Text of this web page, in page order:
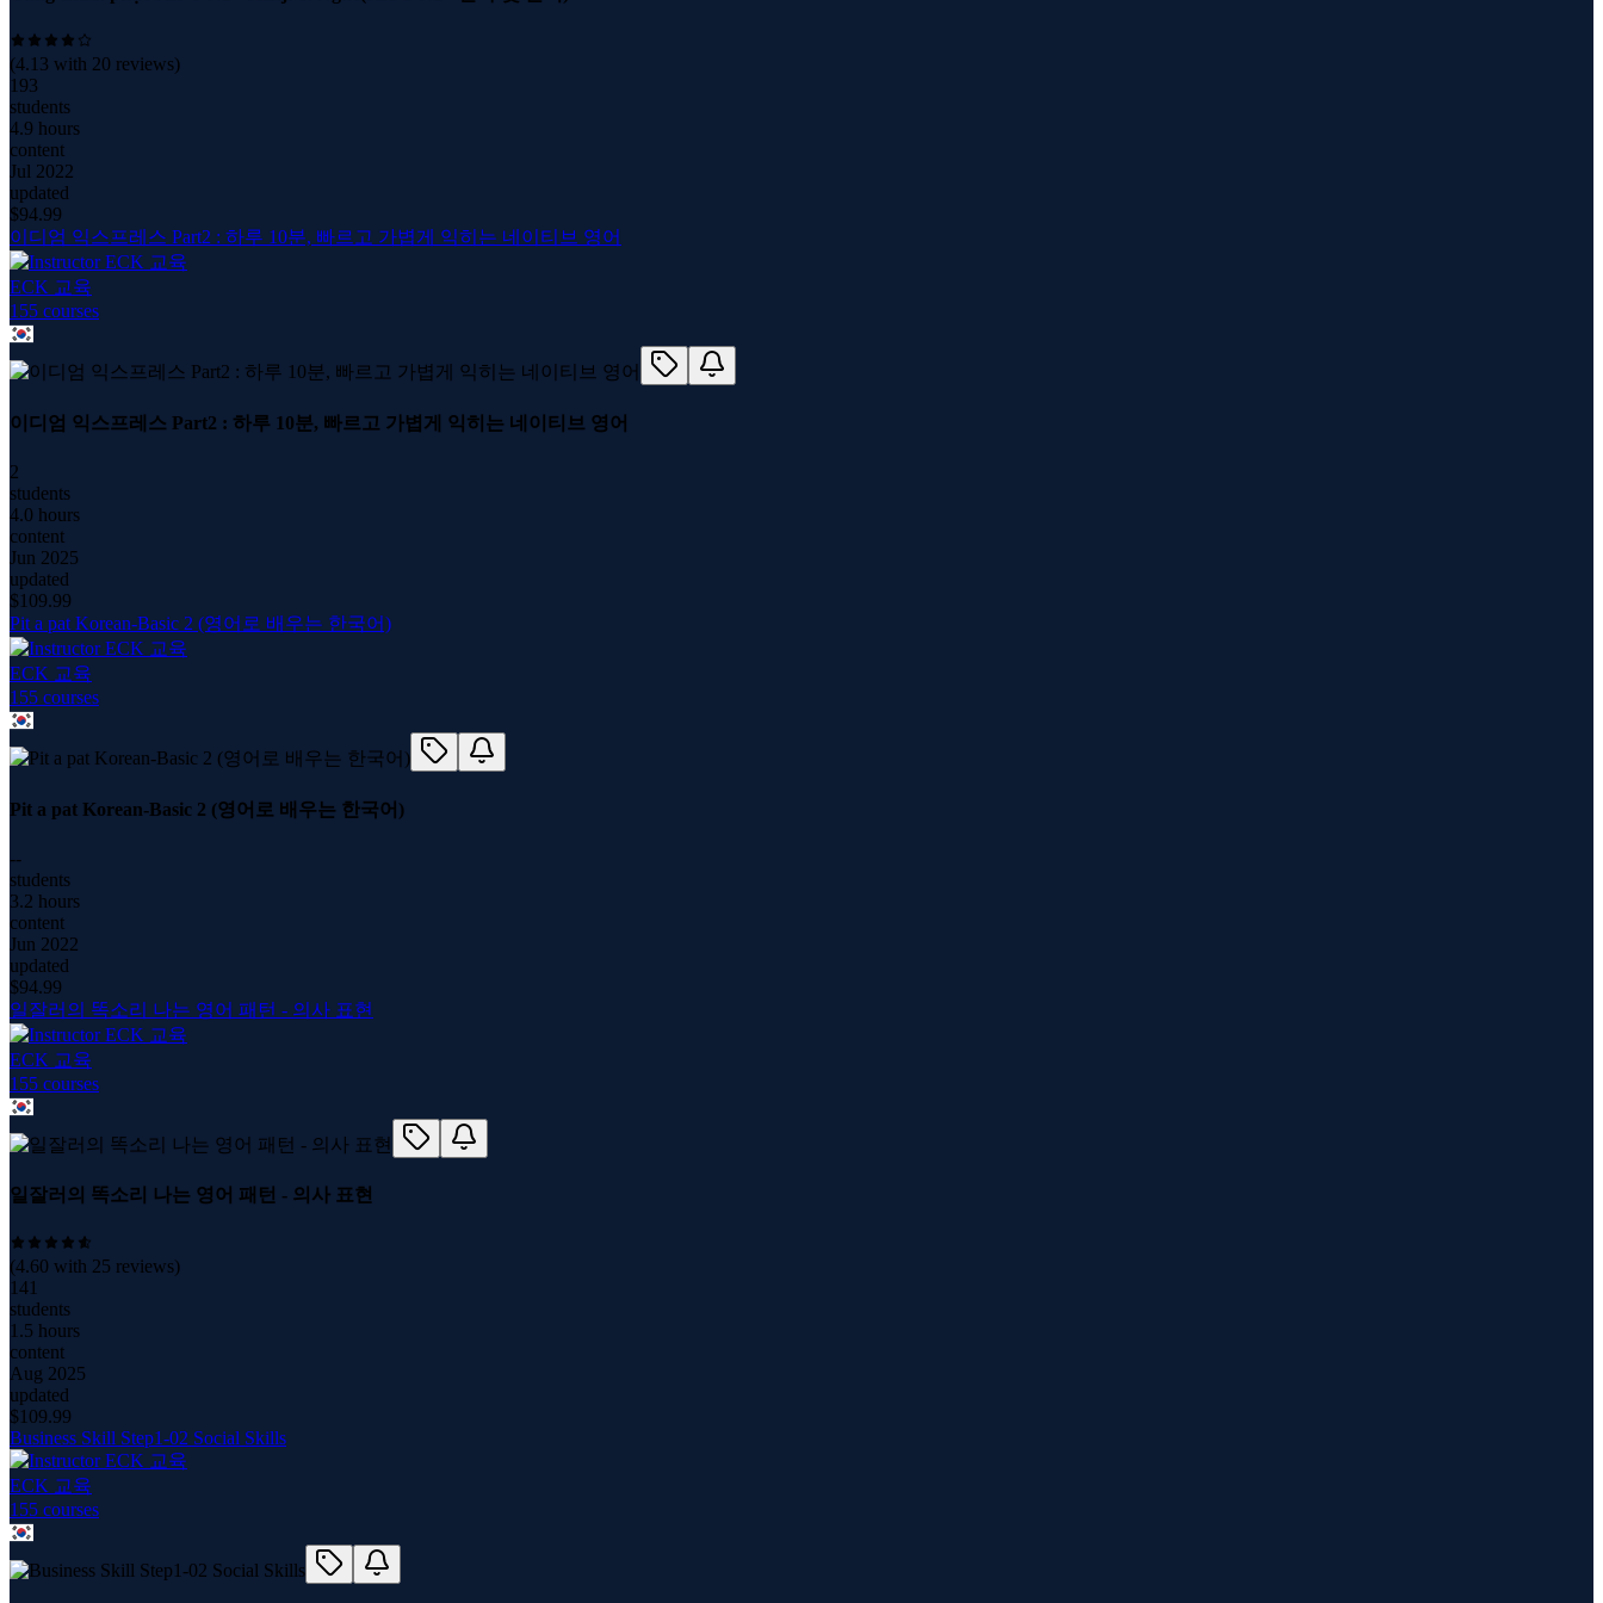
(4.13 with 20 reviews)
193
students
4.9 hours
content
Jul 2022
updated
$94.99
이디엄 익스프레스 Part2 : 하루 10분, 빠르고 가볍게 익히는 네이티브 영어
ECK 교육
155 courses
이디엄 익스프레스 Part2 : 하루 10분, 빠르고 가볍게 익히는 네이티브 영어
2
students
4.0 hours
content
Jun 2025
updated
$109.99
Pit a pat Korean-Basic 2 (영어로 배우는 한국어)
ECK 교육
155 courses
Pit a pat Korean-Basic 2 (영어로 배우는 한국어)
--
students
3.2 hours
content
Jun 2022
updated
$94.99
일잘러의 똑소리 나는 영어 패턴 - 의사 표현
ECK 교육
155 courses
일잘러의 똑소리 나는 영어 패턴 - 의사 표현
(4.60 with 25 reviews)
141
students
1.5 hours
content
Aug 2025
updated
$109.99
Business Skill Step1-02 Social Skills
ECK 교육
155 courses